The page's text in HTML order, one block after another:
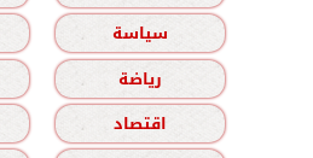
سياسة
رياضة
اقتصاد